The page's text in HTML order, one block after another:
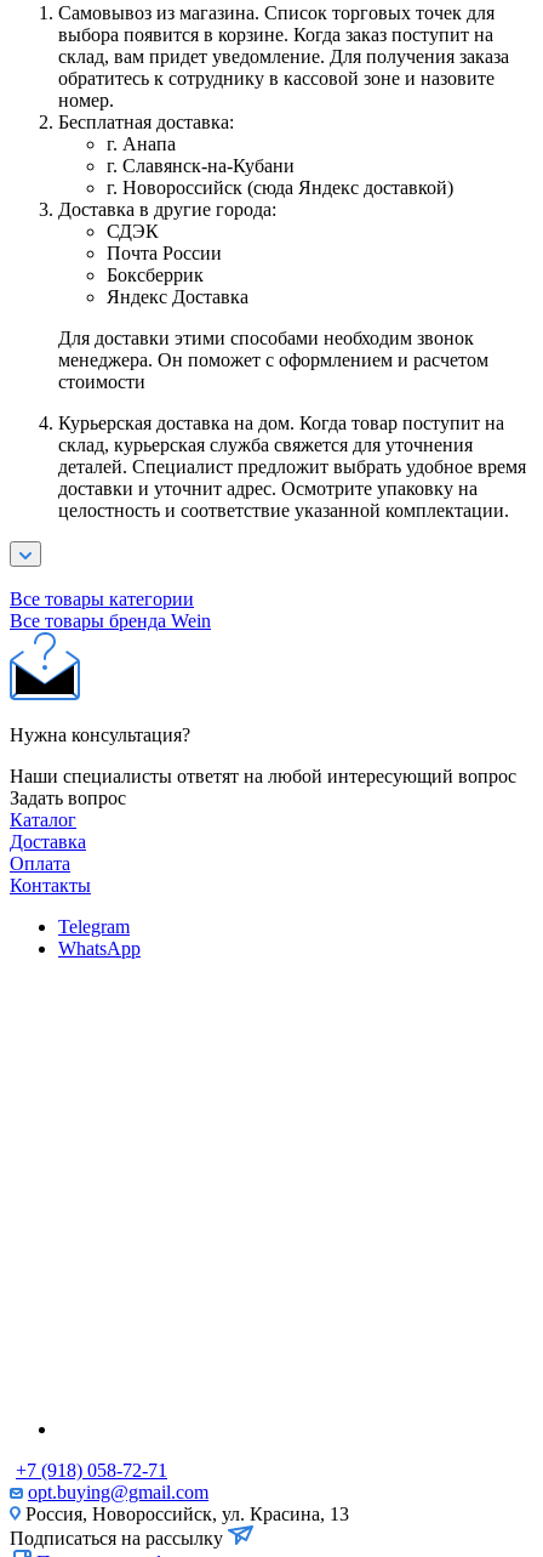
Самовывоз из магазина. Список торговых точек для
выбора появится в корзине. Когда заказ поступит на
склад, вам придет уведомление. Для получения заказа
обратитесь к сотруднику в кассовой зоне и назовите
номер.
Бесплатная доставка:
г. Анапа
г. Славянск-на-Кубани
г. Новороссийск (сюда Яндекс доставкой)
Доставка в другие города:
СДЭК
Почта России
Боксберрик
Яндекс Доставка
Для доставки этими способами необходим звонок
менеджера. Он поможет с оформлением и расчетом
стоимости
Курьерская доставка на дом. Когда товар поступит на
склад, курьерская служба свяжется для уточнения
деталей. Специалист предложит выбрать удобное время
доставки и уточнит адрес. Осмотрите упаковку на
целостность и соответствие указанной комплектации.
Все товары категории
Все товары бренда Wein
Нужна консультация?
Наши специалисты ответят на любой интересующий вопрос
Задать вопрос
Каталог
Доставка
Оплата
Контакты
Telegram
WhatsApp
+7 (918) 058-72-71
opt.buying@gmail.com
Россия, Новороссийск, ул. Красина, 13
Подписаться на рассылку